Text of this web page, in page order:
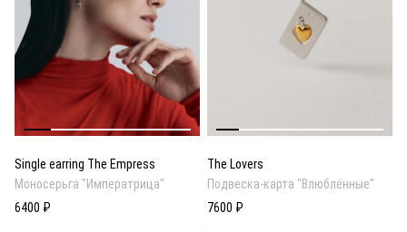
Single earring The Empress
Моносерьга "Императрица"
6400 ₽
The Lovers
Подвеска-карта "Влюблённые"
7600 ₽